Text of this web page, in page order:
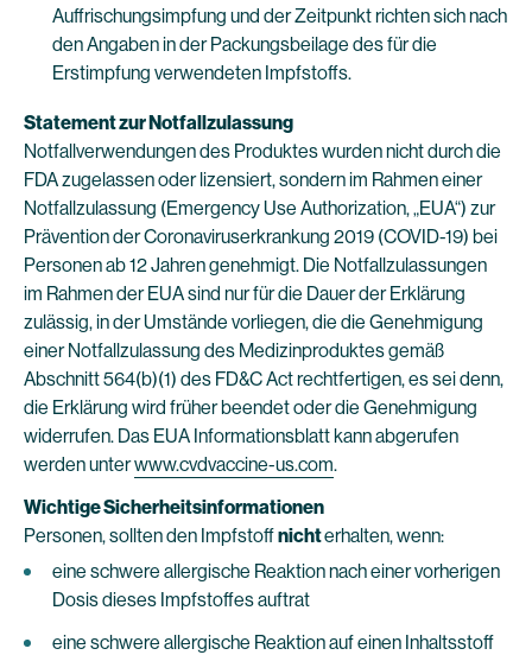
Auffrischungsimpfung und der Zeitpunkt richten sich nach
den Angaben in der Packungsbeilage des für die
Erstimpfung verwendeten Impfstoffs.
Statement zur Notfallzulassung
Notfallverwendungen des Produktes wurden nicht durch die
FDA zugelassen oder lizensiert, sondern im Rahmen einer
Notfallzulassung (Emergency Use Authorization, „EUA“) zur
Prävention der Coronaviruserkrankung 2019 (COVID-19) bei
Personen ab 12 Jahren genehmigt. Die Notfallzulassungen
im Rahmen der EUA sind nur für die Dauer der Erklärung
zulässig, in der Umstände vorliegen, die die Genehmigung
einer Notfallzulassung des Medizinproduktes gemäß
Abschnitt 564(b)(1) des FD&C Act rechtfertigen, es sei denn,
die Erklärung wird früher beendet oder die Genehmigung
widerrufen. Das EUA Informationsblatt kann abgerufen
werden unterwww.cvdvaccine-us.com.
Wichtige Sicherheitsinformationen
Personen, sollten den Impfstoffnichterhalten, wenn:
eine schwere allergische Reaktion nach einer vorherigen
Dosis dieses Impfstoffes auftrat
eine schwere allergische Reaktion auf einen Inhaltsstoff